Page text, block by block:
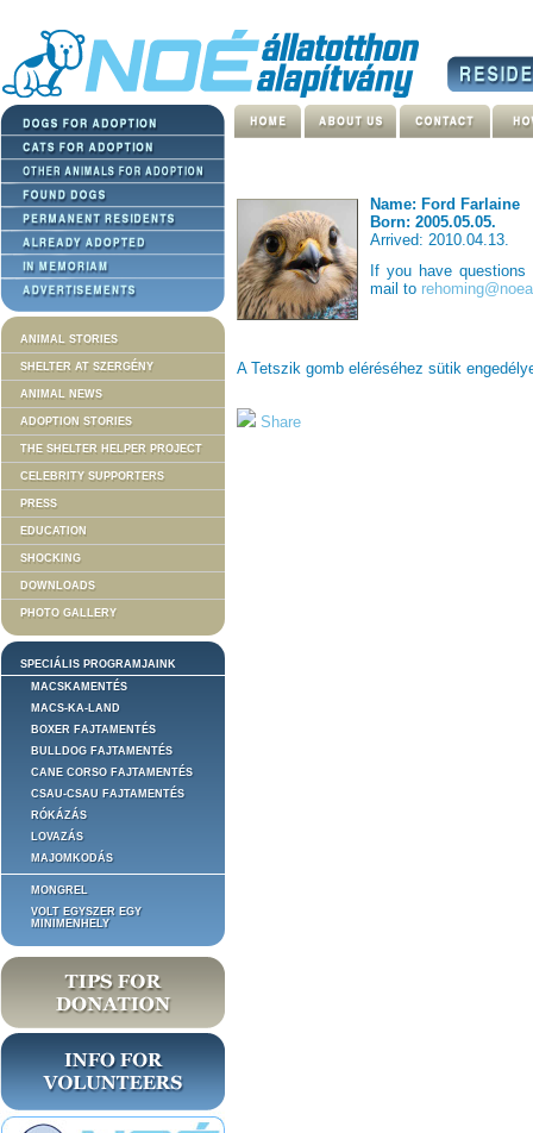
ANIMAL STORIES
SHELTER AT SZERGÉNY
ANIMAL NEWS
ADOPTION STORIES
THE SHELTER HELPER PROJECT
CELEBRITY SUPPORTERS
PRESS
EDUCATION
SHOCKING
DOWNLOADS
PHOTO GALLERY
SPECIÁLIS PROGRAMJAINK
MACSKAMENTÉS
MACS-KA-LAND
BOXER FAJTAMENTÉS
BULLDOG FAJTAMENTÉS
CANE CORSO FAJTAMENTÉS
CSAU-CSAU FAJTAMENTÉS
RÓKÁZÁS
LOVAZÁS
MAJOMKODÁS
MONGREL
VOLT EGYSZER EGY
MINIMENHELY
Name: Ford Farlaine
Born: 2005.05.05.
Arrived: 2010.04.13.
If you have
mail to
A Tetszik gomb eléréséhez sütik
Share